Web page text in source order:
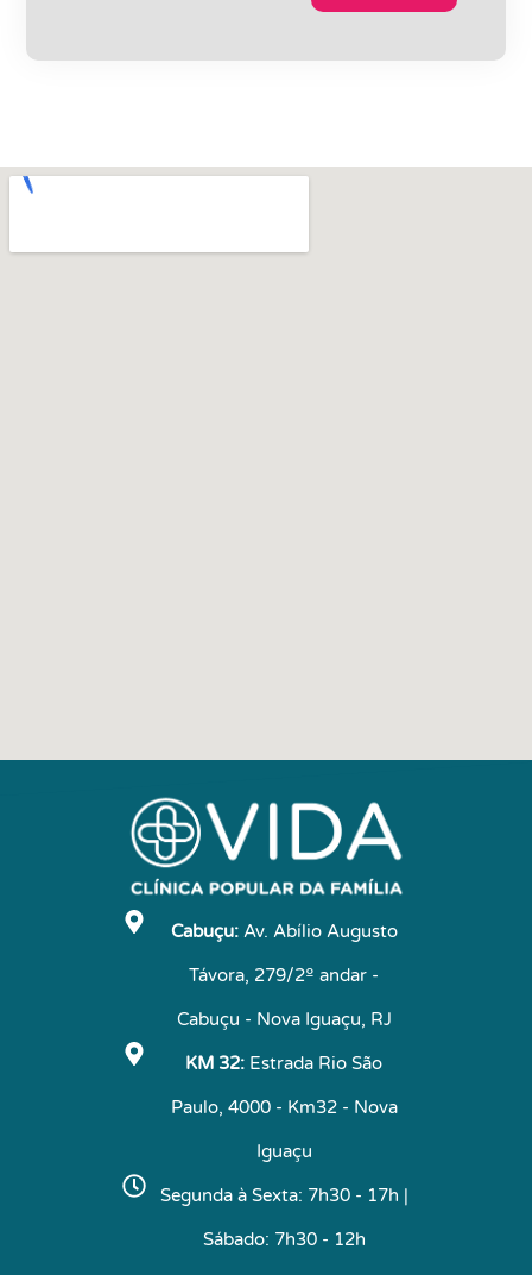
Cabuçu:Av. Abílio Augusto
Távora, 279/2º andar -
Cabuçu - Nova Iguaçu, RJ
KM 32: Estrada Rio São
Paulo, 4000 - Km32 - Nova
Iguaçu
Segunda à Sexta: 7h30 - 17h |
Sábado: 7h30 - 12h